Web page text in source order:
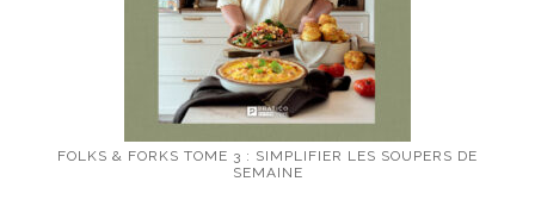
FOLKS & FORKS TOME 3 : SIMPLIFIER LES SOUPERS DE
SEMAINE